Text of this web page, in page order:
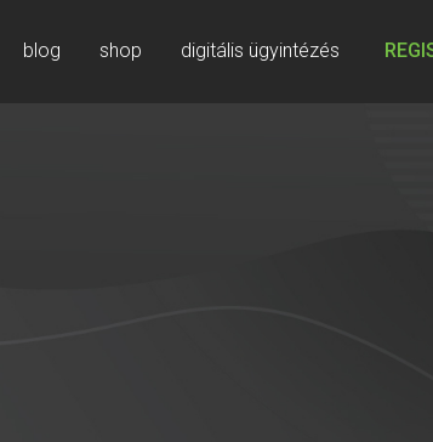
blog shop digitális ügyintézés